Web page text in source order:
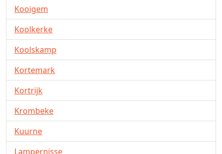
Kooigem
Koolkerke
Koolskamp
Kortemark
Kortrijk
Krombeke
Kuurne
Lampernisse